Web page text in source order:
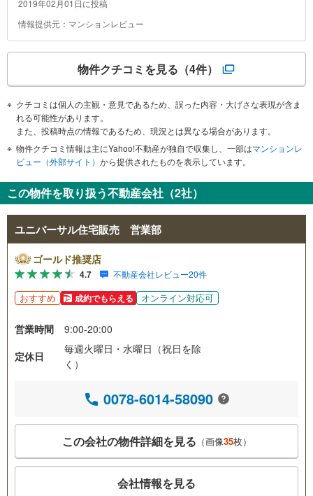
2019年02月01日に投稿
情報提供元：マンションレビュー
物件クチコミを見る （4件）
クチコミは個人の主観・意見であるため、誤った内容・大げさな表現が含ま
れる可能性があります。
また、投稿時点の情報であるため、現況とは異なる場合があります。
物件クチコミ情報は主にYahoo!不動産が独自で収集し、一部はマンションレ
ビュー（外部サイト） から提供されたものを表示しています。
この物件を取り扱う不動産会社（2社）
ユニバーサル住宅販売 営業部
ゴールド推奨店
4.7 不動産会社レビュー20件
おすすめ 成約でもらえる オンライン対応可
営業時間
9:00-20:00
定休日
毎週火曜日・水曜日（祝日を除
く）
0078-6014-58090
この会社の物件詳細を見る （画像35枚）
会社情報を見る